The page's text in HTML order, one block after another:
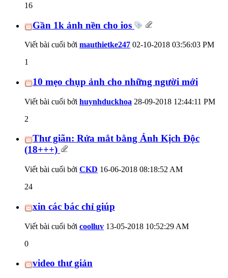
16
Gần 1k ảnh nền cho ios
Viết bài cuối bởi mauthietke247 02-10-2018 03:56:03 PM
1
10 mẹo chụp ảnh cho những người mới
Viết bài cuối bởi huynhduckhoa 28-09-2018 12:44:11 PM
2
Thư giãn: Rửa mắt bằng Ảnh Kịch Độc
(18+++)
Viết bài cuối bởi CKD 16-06-2018 08:18:52 AM
24
xin các bác chỉ giúp
Viết bài cuối bởi coolluv 13-05-2018 10:52:29 AM
0
video thư giản